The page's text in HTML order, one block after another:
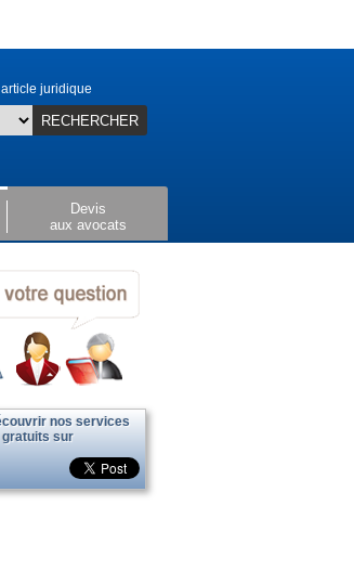
juridique
RECHERCHER
Devis
aux avocats
nos services
gratuits sur